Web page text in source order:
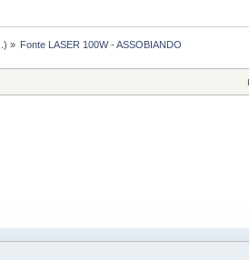
» Fonte LASER 100W - ASSOBIANDO